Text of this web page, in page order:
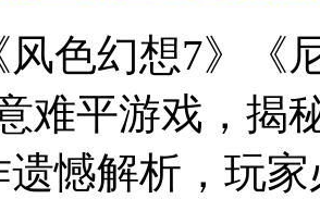
风色幻想7》《
难平游戏，揭
遗憾解析，玩